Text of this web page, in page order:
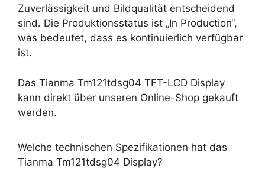
Zuverlässigkeit und Bildqualität entscheidend
sind. Die Produktionsstatus ist „In Production“,
was bedeutet, dass es kontinuierlich verfügbar
ist.
Das Tianma Tm121tdsg04 TFT-LCD Display
kann direkt über unseren Online-Shop gekauft
werden.
Welche technischen Spezifikationen hat das
Tianma Tm121tdsg04 Display?